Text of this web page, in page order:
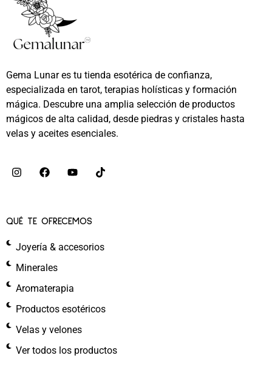
Gema Lunar es tu tienda esotérica de confianza,
especializada en tarot, terapias holísticas y formación
mágica. Descubre una amplia selección de productos
mágicos de alta calidad, desde piedras y cristales hasta
velas y aceites esenciales.
QUÉ TE OFRECEMOS
Joyería & accesorios
Minerales
Aromaterapia
Productos esotéricos
Velas y velones
Ver todos los productos